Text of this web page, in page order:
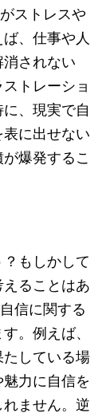
ストレスや
、仕事や人
されない
トレーショ
、現実で自
に出せない
爆発するこ
？もしかして
ることはあ
信に関する
。例えば、
している場
力に自信を
ません。逆